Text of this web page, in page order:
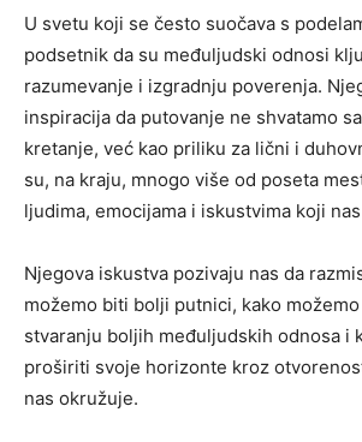
U svetu koji se često suočava s
podsetnik da su međuljudski odnosi
razumevanje i izgradnju poverenja.
inspiracija da putovanje ne shvatamo
kretanje, već kao priliku za lični i
su, na kraju, mnogo više od poseta
ljudima, emocijama i iskustvima koji
Njegova iskustva pozivaju nas da
možemo biti bolji putnici, kako
stvaranju boljih međuljudskih odnosa i
proširiti svoje horizonte kroz
nas okružuje.